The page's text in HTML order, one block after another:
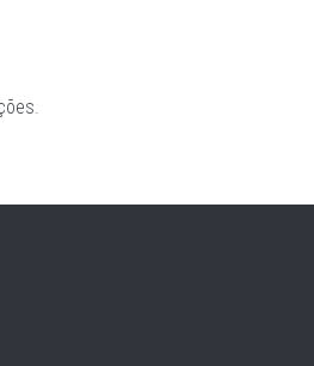
.